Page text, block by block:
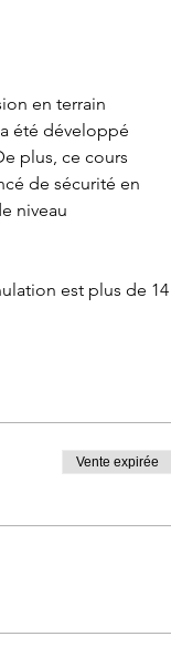
en terrain
été développé
plus, ce cours
de sécurité en
niveau
est plus de 14
Vente expirée